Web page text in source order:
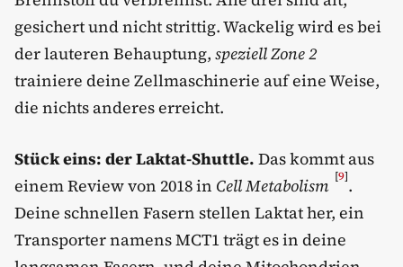
gesichert und nicht strittig. Wackelig wird es bei
der lauteren Behauptung, speziell Zone 2
trainiere deine Zellmaschinerie auf eine Weise,
die nichts anderes erreicht.
Stück eins: der Laktat-Shuttle. Das kommt aus
einem Review von 2018 in Cell Metabolism [9].
Deine schnellen Fasern stellen Laktat her, ein
Transporter namens MCT1 trägt es in deine